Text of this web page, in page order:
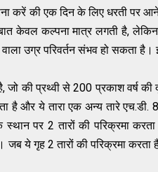
करेंकी एक दिन के लिए धरती पर
केवल कल्पना मात्र लगती है, लेकिन
वाला उग्र परिवर्तन संभव हो सकता है ।
,जो की प्रथ्वी से 200प्रकाश वर्ष की
हैऔर ये तारा एक अन्य तारे एच.डी.
स्थान पर2तारोंकी परिक्रमा करता
। जब ये गृह2तारोंकी परिक्रमा करता